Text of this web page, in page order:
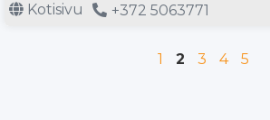
Kotisivu +372 5063771
1 2 3 4 5